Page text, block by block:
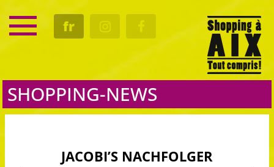
fr
SERVICE
RENDEZ-VOUS
SHOPPING-NEWS
JACOBI’S NACHFOLGER